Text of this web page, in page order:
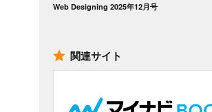
Web Designing 2025年12月号
関連サイト